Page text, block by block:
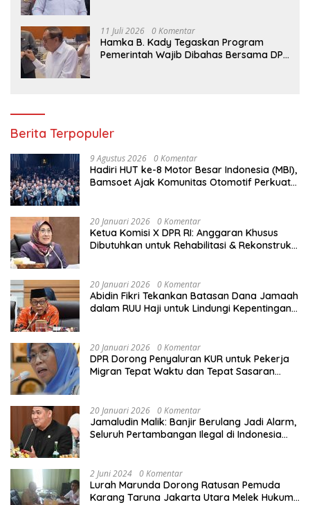
11 Juli 2026 0 Komentar
Hamka B. Kady Tegaskan Program
Pemerintah Wajib Dibahas Bersama DPR
Berita Terpopuler
9 Agustus 2026 0 Komentar
Hadiri HUT ke-8 Motor Besar Indonesia (MBI),
Bamsoet Ajak Komunitas Otomotif Perkuat
Bangsa
20 Januari 2026 0 Komentar
Ketua Komisi X DPR RI: Anggaran Khusus
Dibutuhkan untuk Rehabilitasi & Rekonstruksi
20 Januari 2026 0 Komentar
Abidin Fikri Tekankan Batasan Dana Jamaah
dalam RUU Haji untuk Lindungi Kepentingan
20 Januari 2026 0 Komentar
DPR Dorong Penyaluran KUR untuk Pekerja
Migran Tepat Waktu dan Tepat Sasaran
20 Januari 2026 0 Komentar
Jamaludin Malik: Banjir Berulang Jadi Alarm,
Seluruh Pertambangan Ilegal di Indonesia
2 Juni 2024 0 Komentar
Lurah Marunda Dorong Ratusan Pemuda
Karang Taruna Jakarta Utara Melek Hukum